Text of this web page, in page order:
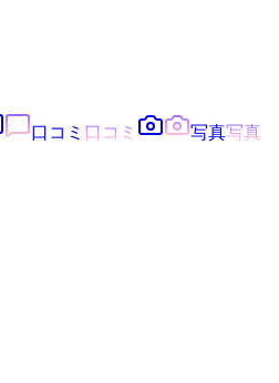
口コミ 口コミ 写真写真